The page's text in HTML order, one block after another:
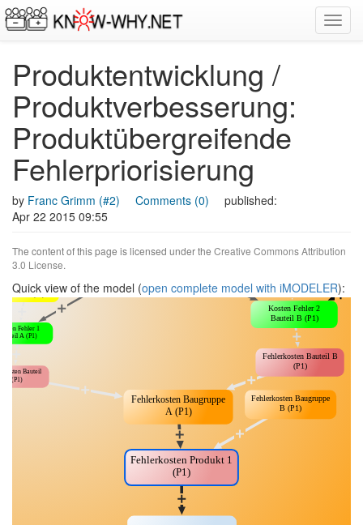
Produktentwicklung /
Produktverbesserung:
Produktübergreifende
Fehlerpriorisierung
by Franc Grimm (#2) Comments (0)
published:
Apr 22 2015 09:55
The content of this page is licensed under the Creative Commons Attribution
3.0 License.
Quick view of the model (open complete model with iMODELER):